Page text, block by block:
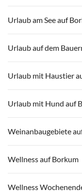
Urlaub am See auf
Urlaub auf dem
Urlaub mit Haustier
Urlaub mit Hund auf
Weinanbaugebiete
Wellness auf Borkum
Wellness